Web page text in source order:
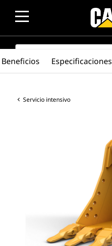
SEARCH
Servicio intensivo
Beneficios Especificaciones